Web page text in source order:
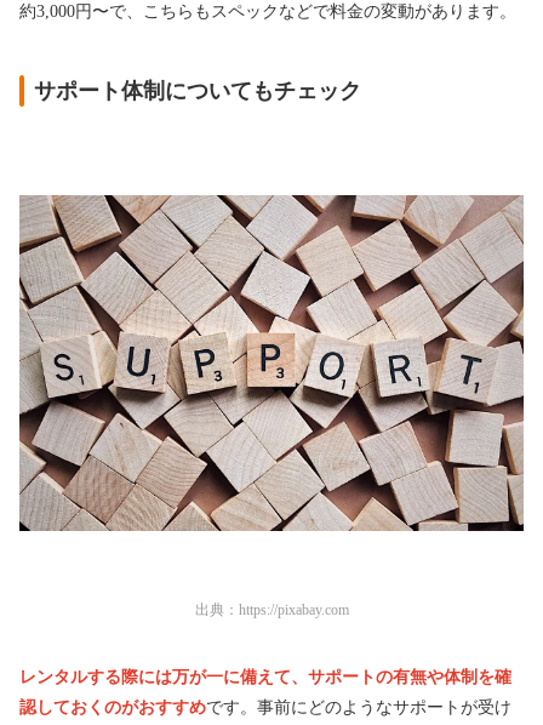
約3,000円〜で、こちらもスペックなどで料金の変動があります。
サポート体制についてもチェック
出典： https://pixabay.com
レンタルする際には万が一に備えて、サポートの有無や体制を確
認しておくのがおすすめです。事前にどのようなサポートが受け